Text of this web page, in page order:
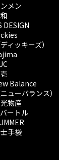
メン
DESIGN
ディッキーズ）
Balance
ニューバランス）
物産
ートル
手袋